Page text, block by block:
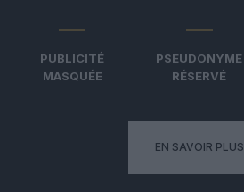
PUBLICITÉ
MASQUÉE
PSEUDONYME
RÉSERVÉ
EN SAVOIR PLUS